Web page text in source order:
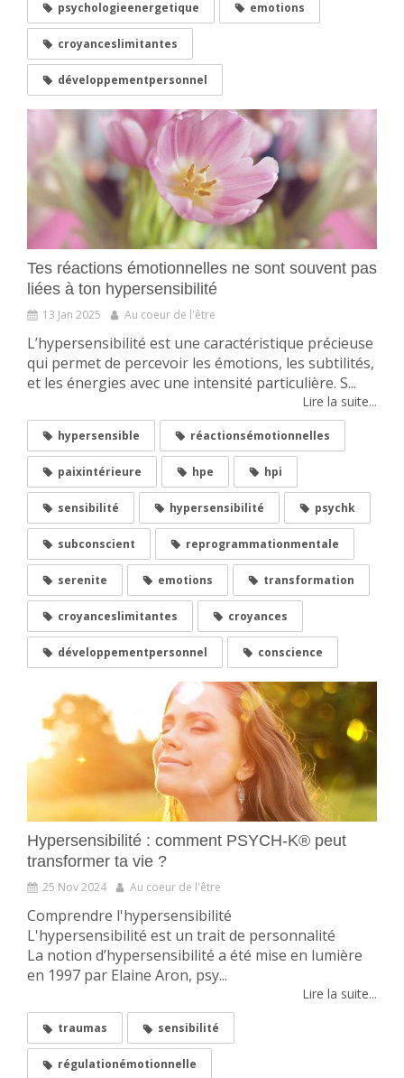
psychologieenergetique emotions
croyanceslimitantes
développementpersonnel
Tes réactions émotionnelles ne sont souvent pas
liées à ton hypersensibilité
13 Jan 2025 Au coeur de l'être
L’hypersensibilité est une caractéristique précieuse
qui permet de percevoir les émotions, les subtilités,
et les énergies avec une intensité particulière. S...
Lire la suite...
hypersensible réactionsémotionnelles
paixintérieure hpe hpi
sensibilité hypersensibilité psychk
subconscient reprogrammationmentale
serenite emotions transformation
croyanceslimitantes croyances
développementpersonnel conscience
Hypersensibilité : comment PSYCH-K® peut
transformer ta vie ?
25 Nov 2024 Au coeur de l'être
Comprendre l'hypersensibilité
L'hypersensibilité est un trait de personnalité
La notion d’hypersensibilité a été mise en lumière
en 1997 par Elaine Aron, psy...
Lire la suite...
traumas sensibilité
régulationémotionnelle